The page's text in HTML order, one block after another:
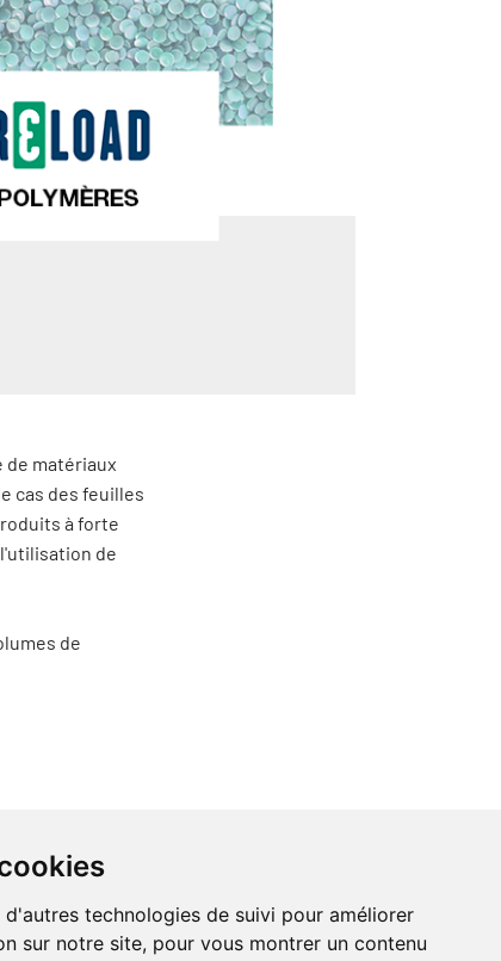
technologies de suivi pour améliorer
sur notre site, pour vous montrer un contenu
de matériaux
cas des feuilles
à forte
de
de